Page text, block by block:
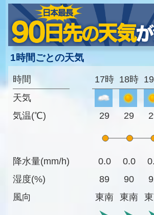
1時間ごとの天気
時間
天気
気温(℃)
降水量(mm/h)
湿度(%)
風向
17時 18時
29 29
0.0 0.0
89
90
東南
東南